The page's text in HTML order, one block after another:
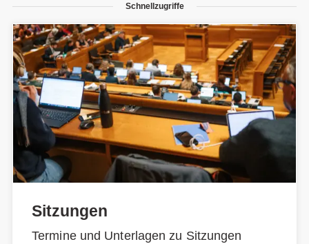
Schnellzugriffe
Sitzungen
Termine und Unterlagen zu Sitzungen